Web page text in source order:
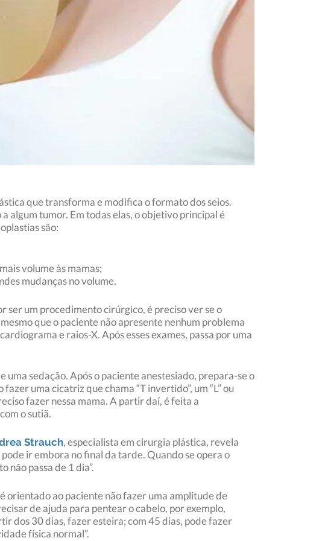
que transforma e modifica o formato dos seios.
algum tumor. Em todas elas, o objetivo principal é
são:
volume às mamas;
mudanças no volume.
ser um procedimento cirúrgico, é preciso ver se o
que o paciente não apresente nenhum problema
e raios-X. Após esses exames, passa por uma
sedação. Após o paciente anestesiado, prepara-se o
uma cicatriz que chama “T invertido”, um “L” ou
fazer nessa mama. A partir daí, é feita a
o sutiã.
Strauch, especialista em cirurgia plástica, revela
ir embora no final da tarde. Quando se opera o
passa de 1 dia”.
orientado ao paciente não fazer uma amplitude de
de ajuda para pentear o cabelo, por exemplo,
dos 30 dias, fazer esteira; com 45 dias, pode fazer
física normal”.